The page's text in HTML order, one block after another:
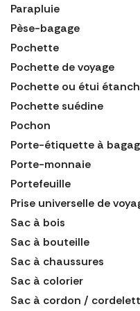
Parapluie
Pèse-bagage
Pochette
Pochette de voyage
Pochette ou étui
Pochette suédine
Pochon
Porte-étiquette à
Porte-monnaie
Portefeuille
Prise universelle de
Sac à bois
Sac à bouteille
Sac à chaussures
Sac à colorier
Sac à cordon /